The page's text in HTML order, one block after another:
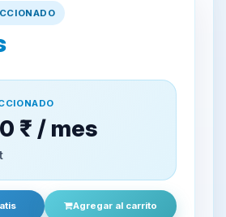
₹ / mes
Agregar al carrito